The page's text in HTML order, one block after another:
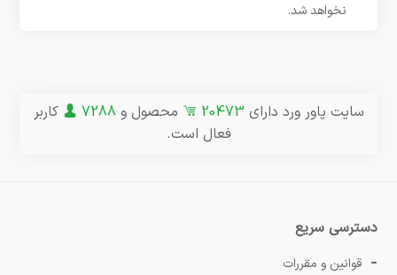
نخواهد شد.
سایت پاور ورد دارای 20473 محصول و7288
کاربر
فعال است.
دسترسی سریع
قوانین و مقررات